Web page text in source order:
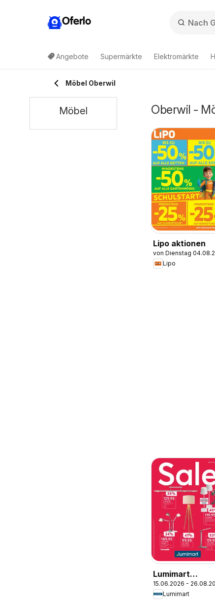
Oferlo
Angebote Supermärkte Elektromärkte
Möbel Oberwil
Oberwil -
Lipo aktionen
von Dienstag
Lipo
Lumimart
aktionen
15.06.2026 -
Lumimart
Möbel